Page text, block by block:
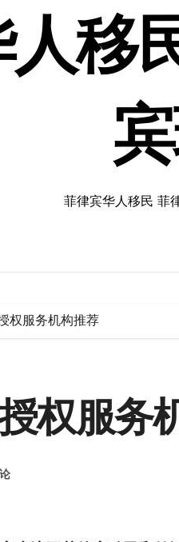
移
菲律宾华人移民 菲
权服务机构推荐
权服务